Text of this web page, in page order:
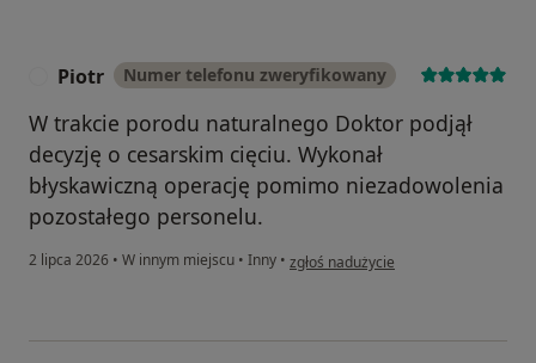
Piotr Numer telefonu zweryfikowany
W trakcie porodu naturalnego Doktor podjął
decyzję o cesarskim cięciu. Wykonał
błyskawiczną operację pomimo niezadowolenia
pozostałego personelu.
2 lipca 2026 • W innym miejscu • Inny • w opinii użytkownika Piotr
zgłoś nadużycie